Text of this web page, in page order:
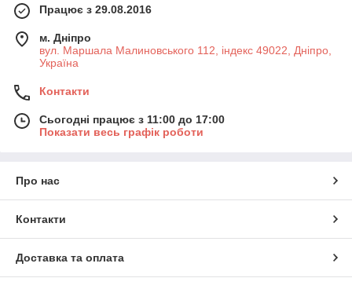
Працює з 29.08.2016
м. Дніпро
вул. Маршала Малиновського 112, індекс 49022, Дніпро,
Україна
Контакти
Сьогодні працює з 11:00 до 17:00
Показати весь графік роботи
Про нас
Контакти
Доставка та оплата